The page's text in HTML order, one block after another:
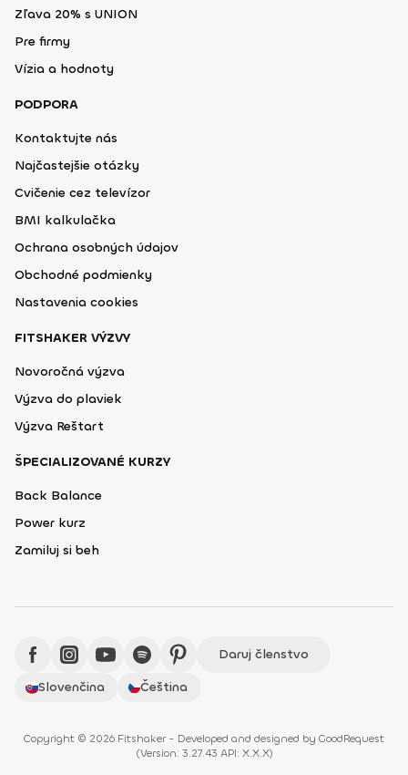
Zľava 20% s UNION
Pre firmy
Vízia a hodnoty
PODPORA
Kontaktujte nás
Najčastejšie otázky
Cvičenie cez televízor
BMI kalkulačka
Ochrana osobných údajov
Obchodné podmienky
Nastavenia cookies
FITSHAKER VÝZVY
Novoročná výzva
Výzva do plaviek
Výzva Reštart
ŠPECIALIZOVANÉ KURZY
Back Balance
Power kurz
Zamiluj si beh
Daruj členstvo
Slovenčina
Čeština
Copyright © 2026 Fitshaker - Developed and designed by GoodRequest
(Version: 3.27.43 API: X.X.X)